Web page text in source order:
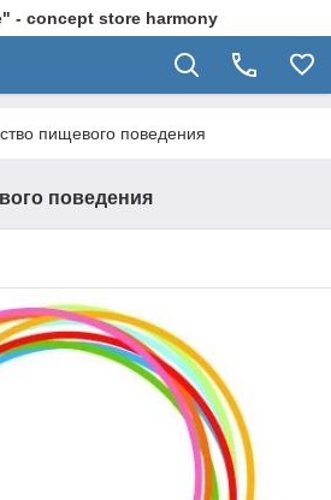
- concept store harmony
пищевого поведения
поведения